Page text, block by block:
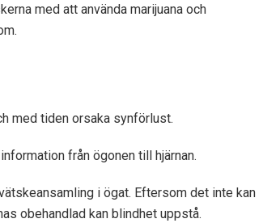
med att använda marijuana och
med tiden orsaka synförlust.
från ögonen till hjärnan.
i ögat. Eftersom det inte kan
obehandlad kan blindhet uppstå.